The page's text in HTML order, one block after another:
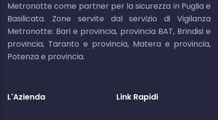
Metronotte come partner per la sicurezza in Puglia e
Basilicata. Zone servite dal servizio di Vigilanza
Metronotte: Bari e provincia, provincia BAT, Brindisi e
provincia, Taranto e provincia, Matera e provincia,
Potenza e provincia.
L'Azienda Link Rapidi